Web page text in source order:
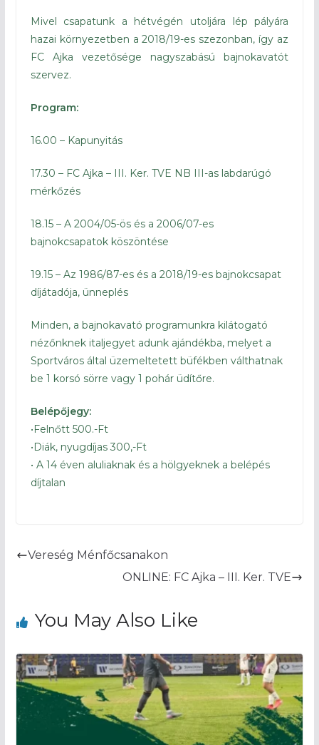
Mivel csapatunk a hétvégén utoljára lép pályára
hazai környezetben a 2018/19-es szezonban, így az
FC Ajka vezetősége nagyszabású bajnokavatót
szervez.
Program:
16.00 – Kapunyitás
17.30 – FC Ajka – III. Ker. TVE NB III-as labdarúgó
mérkőzés
18.15 – A 2004/05-ös és a 2006/07-es
bajnokcsapatok köszöntése
19.15 – Az 1986/87-es és a 2018/19-es bajnokcsapat
díjátadója, ünneplés
Minden, a bajnokavató programunkra kilátogató
nézőnknek italjegyet adunk ajándékba, melyet a
Sportváros által üzemeltetett büfékben válthatnak
be 1 korsó sörre vagy 1 pohár üdítőre.
Belépőjegy:
•Felnőtt 500.-Ft
•Diák, nyugdíjas 300,-Ft
• A 14 éven aluliaknak és a hölgyeknek a belépés
díjtalan
Vereség Ménfőcsanakon
ONLINE: FC Ajka – III. Ker. TVE
You May Also Like